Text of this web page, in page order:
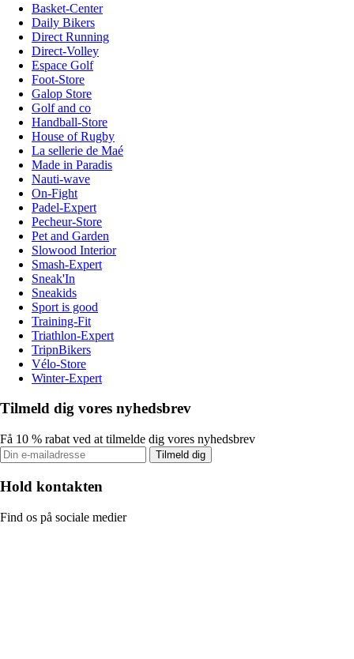
Basket-Center
Daily Bikers
Direct Running
Direct-Volley
Espace Golf
Foot-Store
Galop Store
Golf and co
Handball-Store
House of Rugby
La sellerie de Maé
Made in Paradis
Nauti-wave
On-Fight
Padel-Expert
Pecheur-Store
Pet and Garden
Slowood Interior
Smash-Expert
Sneak'In
Sneakids
Sport is good
Training-Fit
Triathlon-Expert
TripnBikers
Vélo-Store
Winter-Expert
Tilmeld dig vores nyhedsbrev
Få 10 % rabat ved at tilmelde dig vores nyhedsbrev
Tilmeld dig
Hold kontakten
Find os på sociale medier